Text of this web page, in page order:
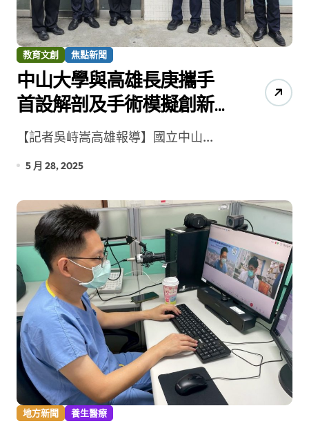
教育文創 焦點新聞
中山大學與高雄長庚攜手
首設解剖及手術模擬創新
中心【記者吳峙嵩高雄報導】國立中山...
5 月 28, 2025
地方新聞 養生醫療